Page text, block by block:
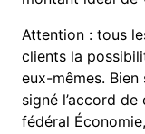
Attention : tous
clients la
eux-mêmes.
signé l’accord
fédéral